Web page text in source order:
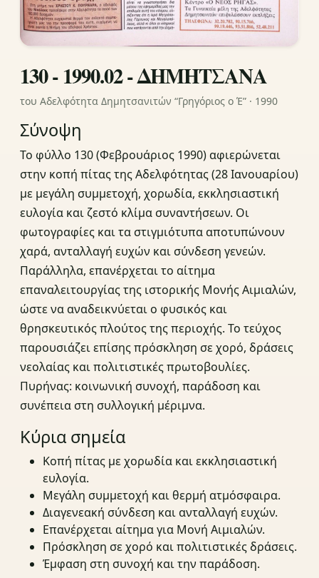
130 - 1990.02 - ΔΗΜΗΤΣΑΝΑ
του Αδελφότητα Δημητσανιτών “Γρηγόριος ο Έ” · 1990
Σύνοψη
Το φύλλο 130 (Φεβρουάριος 1990) αφιερώνεται
στην κοπή πίτας της Αδελφότητας (28 Ιανουαρίου)
με μεγάλη συμμετοχή, χορωδία, εκκλησιαστική
ευλογία και ζεστό κλίμα συναντήσεων. Οι
φωτογραφίες και τα στιγμιότυπα αποτυπώνουν
χαρά, ανταλλαγή ευχών και σύνδεση γενεών.
Παράλληλα, επανέρχεται το αίτημα
επαναλειτουργίας της ιστορικής Μονής Αιμιαλών,
ώστε να αναδεικνύεται ο φυσικός και
θρησκευτικός πλούτος της περιοχής. Το τεύχος
παρουσιάζει επίσης πρόσκληση σε χορό, δράσεις
νεολαίας και πολιτιστικές πρωτοβουλίες.
Πυρήνας: κοινωνική συνοχή, παράδοση και
συνέπεια στη συλλογική μέριμνα.
Κύρια σημεία
Κοπή πίτας με χορωδία και εκκλησιαστική
ευλογία.
Μεγάλη συμμετοχή και θερμή ατμόσφαιρα.
Διαγενεακή σύνδεση και ανταλλαγή ευχών.
Επανέρχεται αίτημα για Μονή Αιμιαλών.
Πρόσκληση σε χορό και πολιτιστικές δράσεις.
Έμφαση στη συνοχή και την παράδοση.